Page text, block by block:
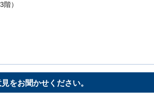
）
をお聞かせください。